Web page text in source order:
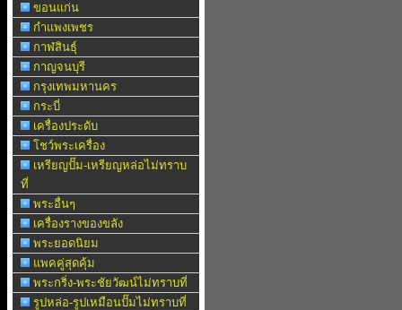
ขอนแก่น
กำแพงเพชร
กาฬสินธุ์
กาญจนบุรี
กรุงเทพมหานคร
กระบี่
เครื่องประดับ
โชว์พระเครื่อง
เหรียญปั๊ม-เหรียญหล่อไม่ทราบ
ที่
พระอื่นๆ
เครื่องรางของขลัง
พระยอดนิยม
แพคคู่สุดคุ้ม
พระกริ่ง-พระชัยวัฒน์ไม่ทราบที่
รูปหล่อ-รูปเหมือนปั๊มไม่ทราบที่